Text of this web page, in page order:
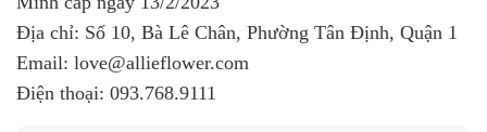
Địa chỉ: Số 10, Bà Lê Chân, Phường Tân Định, Quận 1
Email: love@allieflower.com
Điện thoại: 093.768.9111